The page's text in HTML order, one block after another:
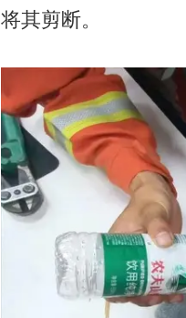
将其剪断。